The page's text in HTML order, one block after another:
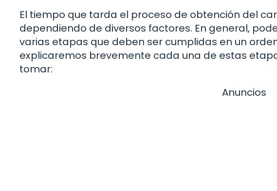
El tiempo que tarda el proceso de obtención del
dependiendo de diversos factores. En general,
varias etapas que deben ser cumplidas en un
explicaremos brevemente cada una de estas
tomar:
Anuncios